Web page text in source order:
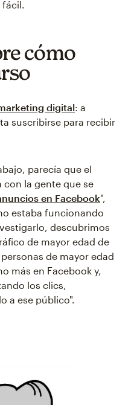
fácil.
cómo
digital: a
suscribirse para recibir
parecía que el
la gente que se
en Facebook",
estaba funcionando
descubrimos
de mayor edad de
de mayor edad
más en Facebook y,
los clics,
a ese público".